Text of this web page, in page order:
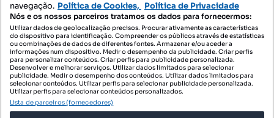
Apartamento T4 na Cooperativa dos Arquitetos,
Aldoar, Porto
Rua Arquitecto Arménio Losa, Cooperativa dos Arquitectos - Fonte da Moura - Pedra Verde, Aldoar, Foz do Douro e Nevogilde, Porto, Porto
Tipologia
T4
Preço por metro quadrado
174 m²
Andar 1 andar
ZOME Grupo Business
Profissional
navegação. Política de Cookies, Política de Privacidade
Nós e os nossos parceiros tratamos os dados para fornecermos:
Utilizar dados de geolocalização precisos. Procurar ativamente as características
do dispositivo para identificação. Compreender os públicos através de estatísticas
ou combinações de dados de diferentes fontes. Armazenar e/ou aceder a
informações num dispositivo. Medir o desempenho da publicidade. Criar perfis
para personalizar conteúdos. Criar perfis para publicidade personalizada.
Desenvolver e melhorar serviços. Utilizar dados limitados para selecionar
publicidade. Medir o desempenho dos conteúdos. Utilizar dados limitados para
selecionar conteúdos. Utilizar perfis para selecionar publicidade personalizada.
Utilizar perfis para selecionar conteúdos personalizados.
Lista de parceiros (fornecedores)